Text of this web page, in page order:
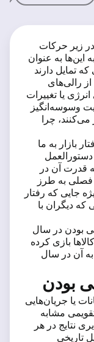
زیر حرکات
این‌ها به عنوان
تمایل دارند
رالی‌های
یا تغییرات
وسوسه‌انگیز
می‌کنند، چرا
شدن به پایان سال ۲۰۲۵، رفتار بازار به ما
قدرت آن در
فصلی به طرز
جایی که رفتار
دیگران با
بودن در سال
بازی کرده
آن در سال
بودن
یا جریان‌هایی
مشابه
نتایج در هر
تاریخی